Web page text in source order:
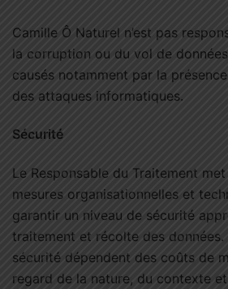
Camille Ô Naturel n’est pas
la corruption ou du vol de
causés notamment par la
des attaques informatiques.
Sécurité
Le Responsable du Traitement
mesures organisationnelles et
garantir un niveau de sécurité
traitement et récolte des données.
sécurité dépendent des coûts de
regard de la nature, du contexte